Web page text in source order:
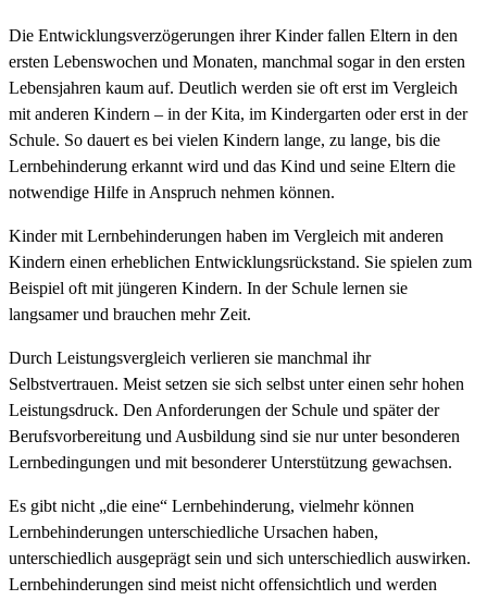
Die Entwicklungsverzögerungen ihrer Kinder fallen Eltern in den
ersten Lebenswochen und Monaten, manchmal sogar in den ersten
Lebensjahren kaum auf. Deutlich werden sie oft erst im Vergleich
mit anderen Kindern – in der Kita, im Kindergarten oder erst in der
Schule. So dauert es bei vielen Kindern lange, zu lange, bis die
Lernbehinderung erkannt wird und das Kind und seine Eltern die
notwendige Hilfe in Anspruch nehmen können.
Kinder mit Lernbehinderungen haben im Vergleich mit anderen
Kindern einen erheblichen Entwicklungsrückstand. Sie spielen zum
Beispiel oft mit jüngeren Kindern. In der Schule lernen sie
langsamer und brauchen mehr Zeit.
Durch Leistungsvergleich verlieren sie manchmal ihr
Selbstvertrauen. Meist setzen sie sich selbst unter einen sehr hohen
Leistungsdruck. Den Anforderungen der Schule und später der
Berufsvorbereitung und Ausbildung sind sie nur unter besonderen
Lernbedingungen und mit besonderer Unterstützung gewachsen.
Es gibt nicht „die eine“ Lernbehinderung, vielmehr können
Lernbehinderungen unterschiedliche Ursachen haben,
unterschiedlich ausgeprägt sein und sich unterschiedlich auswirken.
Lernbehinderungen sind meist nicht offensichtlich und werden